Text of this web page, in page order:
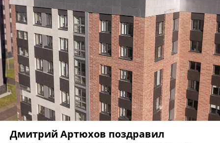
Дмитрий Артюхов поздравил